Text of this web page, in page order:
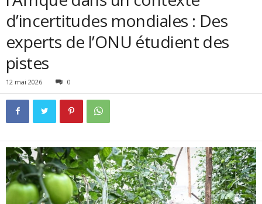
d’incertitudes mondiales : Des
experts de l’ONU étudient des
pistes
12 mai 2026 0